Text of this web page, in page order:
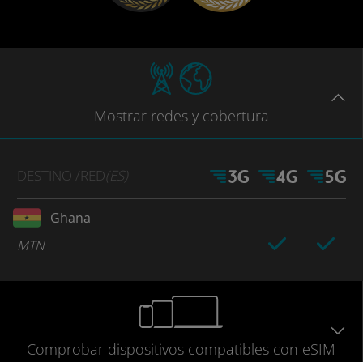
Mostrar redes y cobertura
DESTINO /RED(ES)
Ghana
MTN
Comprobar dispositivos compatibles con eSIM